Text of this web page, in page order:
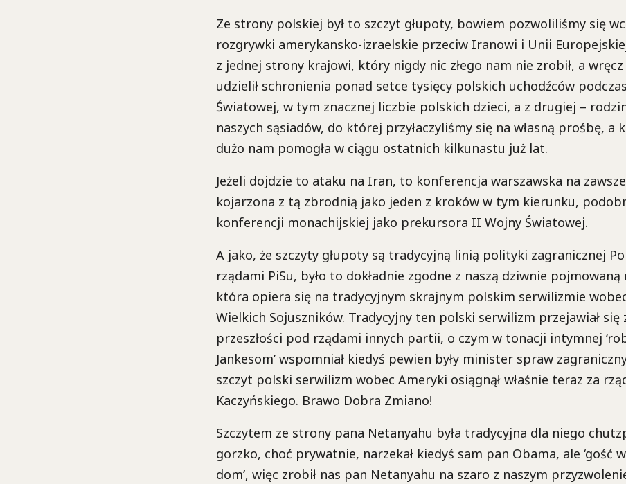
Ze strony polskiej był to szczyt głupoty, bowiem pozwoliliśmy się
rozgrywki amerykansko-izraelskie przeciw Iranowi i Unii
z jednej strony krajowi, który nigdy nic złego nam nie zrobił, a
udzielił schronienia ponad setce tysięcy polskich uchodźców
Światowej, w tym znacznej liczbie polskich dzieci, a z drugiej –
naszych sąsiadów, do której przyłaczyliśmy się na własną prośbę, a
dużo nam pomogła w ciągu ostatnich kilkunastu już lat.
Jeżeli dojdzie to ataku na Iran, to konferencja warszawska na
kojarzona z tą zbrodnią jako jeden z kroków w tym kierunku,
konferencji monachijskiej jako prekursora II Wojny Światowej.
A jako, że szczyty głupoty są tradycyjną linią polityki zagranicznej
rządami PiSu, było to dokładnie zgodne z naszą dziwnie
która opiera się na tradycyjnym skrajnym polskim serwilizmie
Wielkich Sojuszników. Tradycyjny ten polski serwilizm przejawiał się
przeszłości pod rządami innych partii, o czym w tonacji intymnej
Jankesom’ wspomniał kiedyś pewien były minister spraw
szczyt polski serwilizm wobec Ameryki osiągnął właśnie teraz za
Kaczyńskiego. Brawo Dobra Zmiano!
Szczytem ze strony pana Netanyahu była tradycyjna dla niego
gorzko, choć prywatnie, narzekał kiedyś sam pan Obama, ale ‘gość
dom’, więc zrobił nas pan Netanyahu na szaro z naszym